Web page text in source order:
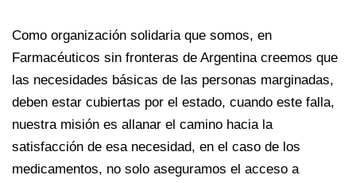
Como organización solidaria que somos, en
Farmacéuticos sin fronteras de Argentina creemos que
las necesidades básicas de las personas marginadas,
deben estar cubiertas por el estado, cuando este falla,
nuestra misión es allanar el camino hacia la
satisfacción de esa necesidad, en el caso de los
medicamentos, no solo aseguramos el acceso a